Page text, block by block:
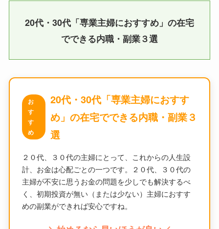
20代・30代「専業主婦におすすめ」の在宅
でできる内職・副業３選
お
す
す
め
20代・30代「専業主婦におすす
め」の在宅でできる内職・副業３
選
２０代、３０代の主婦にとって、これからの人生設
計、お金は心配ごとの一つです。２０代、３０代の
主婦が不安に思うお金の問題を少しでも解決するべ
く、初期投資が無い（または少ない）主婦におすす
めの副業ができれば安心ですね。